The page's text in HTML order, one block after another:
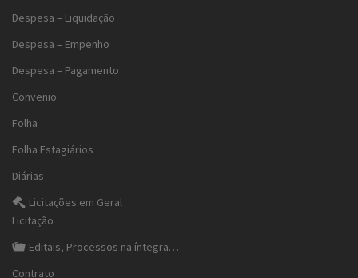
Despesa – Liquidação
Despesa – Empenho
Despesa – Pagamento
Convenio
Folha
Folha Estagiários
Diárias
Licitações em Geral
Licitação
Editais, Processos na íntegra…
Contrato